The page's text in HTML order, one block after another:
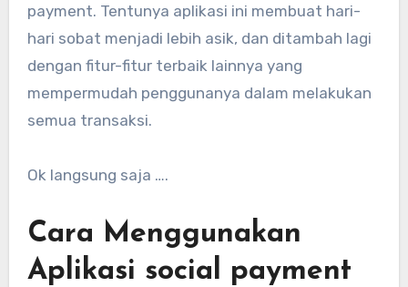
payment. Tentunya aplikasi ini membuat hari-
hari sobat menjadi lebih asik, dan ditambah lagi
dengan fitur-fitur terbaik lainnya yang
mempermudah penggunanya dalam melakukan
semua transaksi.
Ok langsung saja ….
Cara Menggunakan
Aplikasi social payment